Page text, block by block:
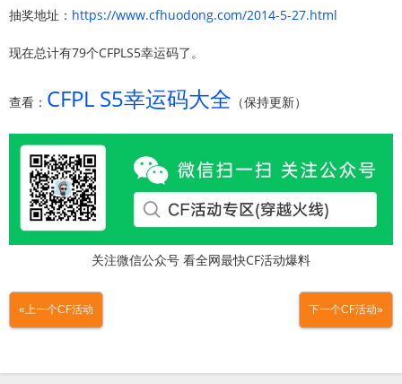
抽奖地址： https://www.cfhuodong.com/2014-5-27.html
现在总计有79个CFPLS5幸运码了。
查看： CFPL S5幸运码大全 （保持更新）
关注微信公众号 看全网最快CF活动爆料
«上一个CF活动 下一个CF活动»